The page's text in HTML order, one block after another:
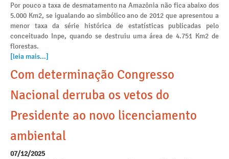
Por pouco a taxa de desmatamento na Amazônia não fica abaixo dos
5.000 Km2, se igualando ao simbólico ano de 2012 que apresentou a
menor taxa da série histórica de estatísticas publicadas pelo
conceituado Inpe, quando se destruiu uma área de 4.751 Km2 de
florestas.
[leia mais...]
Com determinação Congresso
Nacional derruba os vetos do
Presidente ao novo licenciamento
ambiental
07/12/2025